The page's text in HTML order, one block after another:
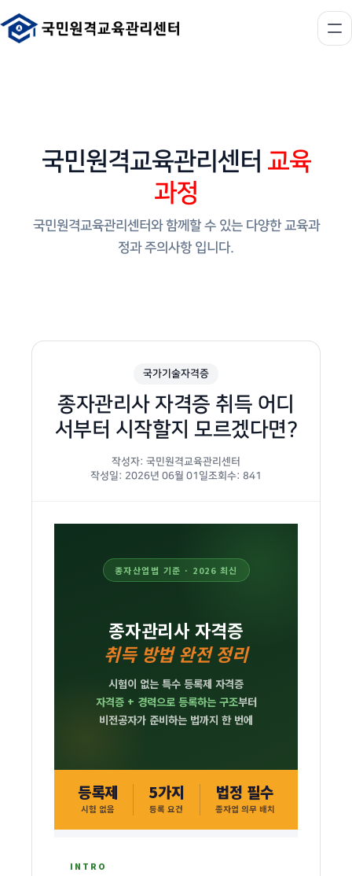
국민원격교육관리센터 교육
과정
국민원격교육관리센터와 함께할 수 있는 다양한 교육과
정과 주의사항 입니다.
국가기술자격증
종자관리사 자격증 취득 어디
서부터 시작할지 모르겠다면?
작성자: 국민원격교육관리센터
작성일: 2026년 06월 01일조회수: 841
종자산업법 기준 · 2026 최신
종자관리사 자격증
취득 방법 완전 정리
시험이 없는 특수 등록제 자격증
자격증 + 경력으로 등록하는 구조부터
비전공자가 준비하는 법까지 한 번에
등록제
시험 없음
5가지
등록 요건
법정 필수
종자업 의무 배치
INTRO